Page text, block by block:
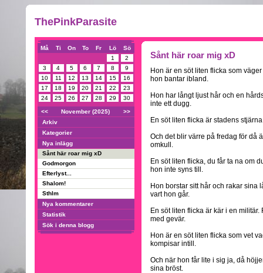
ThePinkParasite
Må Ti On To Fr Lö
Sö
1
2
3
4 5 6 7 8
9
10
11 12 13 14 15
16
17
18 19 20 21 22
23
24
25 26 27 28 29 30
<< November (2025)
>>
Arkiv
Kategorier
Nya inlägg
Sånt här roar mig xD
Godmorgon
Efterlyst...
Shalom!
Sthlm
Nya kommentarer
Statistik
Sök i denna blogg
Sånt här roar mig xD
Hon är en söt liten flicka som
hon bantar ibland.
Hon har långt ljust hår och en
inte ett dugg.
En söt liten flicka är stadens
Och det blir värre på fredag för då
omkull.
En söt liten flicka, du får ta na om
hon inte syns till.
Hon borstar sitt hår och rakar sina
vart hon går.
En söt liten flicka är kär i en
med gevär.
Hon är en söt liten flicka som vet
kompisar intill.
Och när hon får lite i sig ja, då
sina bröst.